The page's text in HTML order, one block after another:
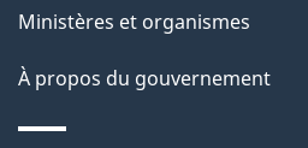
s
d
e
ce
site
Ministères et organismes
À propos du gouvernement